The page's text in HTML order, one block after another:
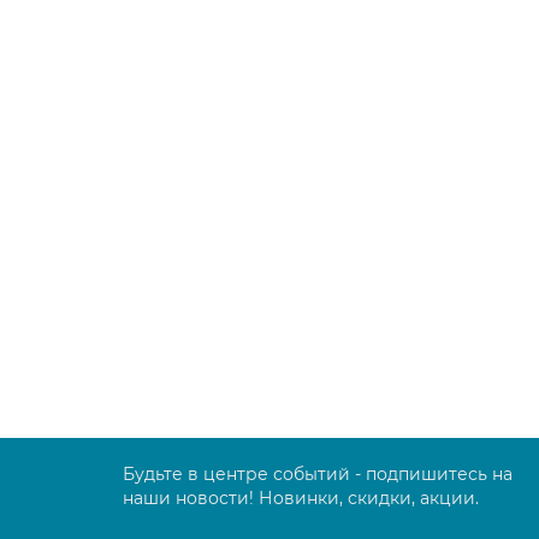
Будьте в центре событий - подпишитесь на
наши новости! Новинки, скидки, акции.